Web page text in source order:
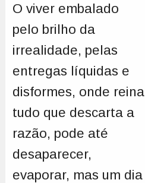
O viver embalado
pelo brilho da
irrealidade, pelas
entregas líquidas e
disformes, onde reina
tudo que descarta a
razão, pode até
desaparecer,
evaporar, mas um dia